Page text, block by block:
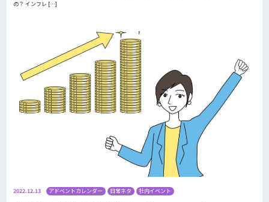
の？ インフレ […]
2022.12.13 アドベントカレンダー 日常ネタ 社内イベント